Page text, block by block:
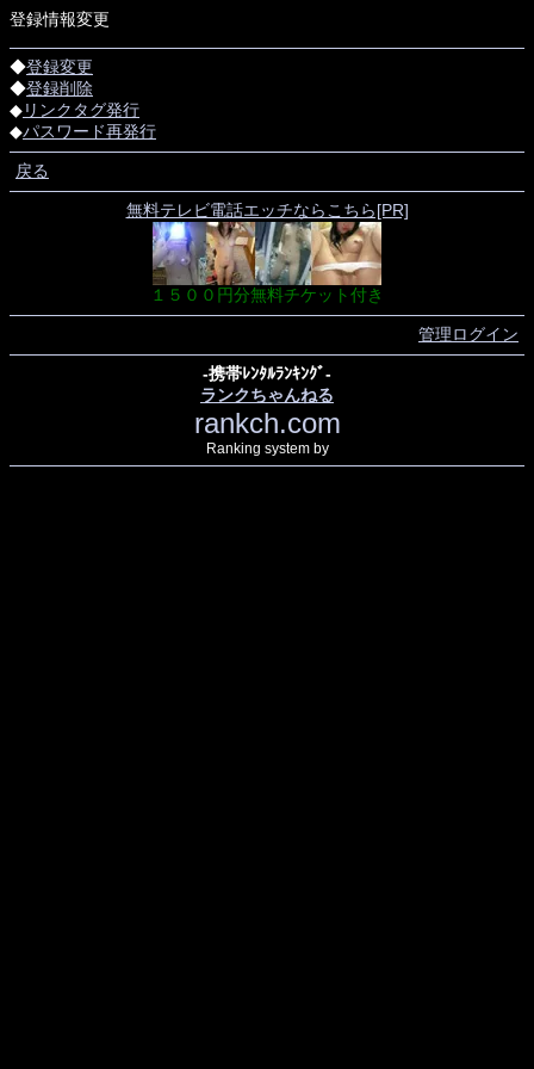
登録情報変更
◆登録変更
◆登録削除
◆リンクタグ発行
◆パスワード再発行
戻る
無料テレビ電話エッチならこちら[PR]
１５００円分無料チケット付き
管理ログイン
-携帯ﾚﾝﾀﾙﾗﾝｷﾝｸﾞ-
ランクちゃんねる
rankch.com
Ranking system by